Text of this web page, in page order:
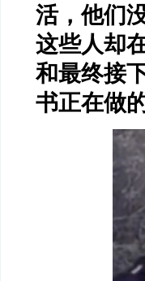
活，他们
这些人却
和最终接
书正在做